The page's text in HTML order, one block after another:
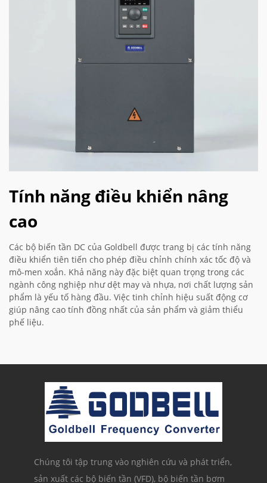
Tính năng điều khiển nâng
cao
Các bộ biến tần DC của Goldbell được trang bị các tính năng
điều khiển tiên tiến cho phép điều chỉnh chính xác tốc độ và
mô-men xoắn. Khả năng này đặc biệt quan trọng trong các
ngành công nghiệp như dệt may và nhựa, nơi chất lượng sản
phẩm là yếu tố hàng đầu. Việc tinh chỉnh hiệu suất động cơ
giúp nâng cao tính đồng nhất của sản phẩm và giảm thiểu
phế liệu.
Chúng tôi tập trung vào nghiên cứu và phát triển,
sản xuất các bộ biến tần (VFD), bộ biến tần bơm